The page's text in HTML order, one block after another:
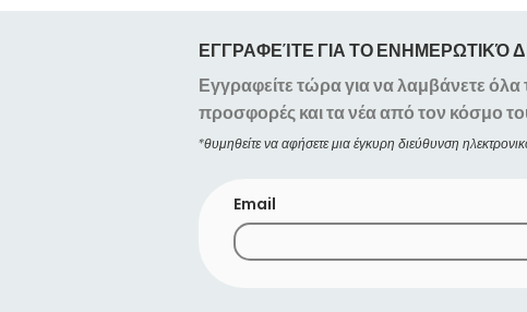
ΕΓΓΡΑΦΕΊΤΕ ΓΙΑ ΤΟ ΕΝΗΜΕΡΩΤΙΚΌ
Εγγραφείτε τώρα για να λαμβάνετε όλα
προσφορές και τα νέα από τον κόσμο
*θυμηθείτε να αφήσετε μια έγκυρη διεύθυνση
Email